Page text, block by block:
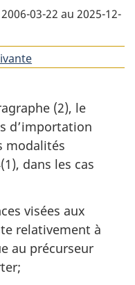
03-22 au 2025-12-
(2), le
d’importation
modalités
dans les cas
visées aux
relativement à
au précurseur